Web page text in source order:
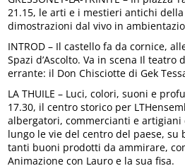
21.15, le arti e i mestieri antichi della
dimostrazioni dal vivo in
INTROD – Il castello fa da cornice,
Spazi d’Ascolto. Va in scena Il teatro
errante: il Don Chisciotte di Gek
LA THUILE – Luci, colori, suoni e
17.30, il centro storico per
albergatori, commercianti e
lungo le vie del centro del paese, su
tanti buoni prodotti da ammirare,
Animazione con Lauro e la sua fisa.